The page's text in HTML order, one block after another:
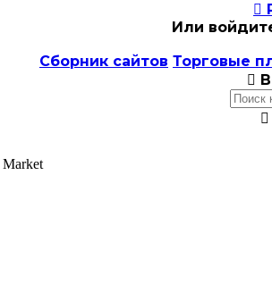

Или
Сборник сайтов Торговые

